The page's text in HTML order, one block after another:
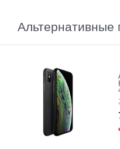
Альтернативные